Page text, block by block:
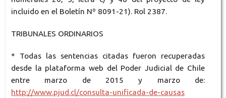
incluido en el Boletín Nº 8091-21). Rol 2387.
TRIBUNALES ORDINARIOS
* Todas las sentencias citadas fueron recuperadas
desde la plataforma web del Poder Judicial de Chile
entre marzo de 2015 y marzo de:
http://www.pjud.cl/consulta-unificada-de-causas